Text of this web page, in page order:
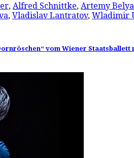
, Alfred Schnittke, Artemy
, Vladislav Lantratov, Wladimir
vom Wiener Staatsballett